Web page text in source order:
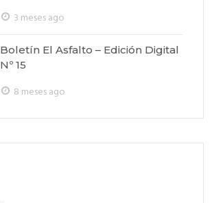
3 meses ago
Boletín El Asfalto – Edición Digital
Nº 15
8 meses ago